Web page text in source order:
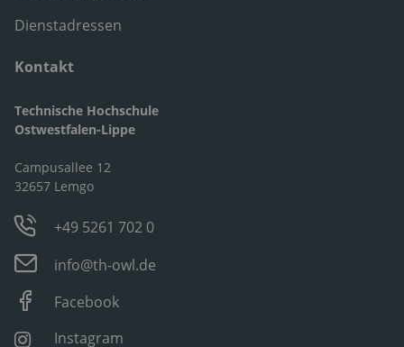
Dienstadressen
Kontakt
Technische Hochschule
Ostwestfalen-Lippe
Campusallee 12
32657 Lemgo
+49 5261 702 0
info@th-owl.de
Facebook
Instagram